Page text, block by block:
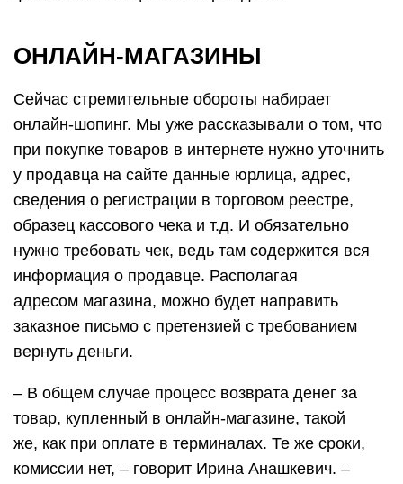
ОНЛАЙН-МАГАЗИНЫ
Сейчас стремительные обороты набирает
онлайн-шопинг. Мы уже рассказывали о том, что
при покупке товаров в интернете нужно уточнить
у продавца на сайте данные юрлица, адрес,
сведения о регистрации в торговом реестре,
образец кассового чека и т.д. И обязательно
нужно требовать чек, ведь там содержится вся
информация о продавце. Располагая
адресом магазина, можно будет направить
заказное письмо с претензией с требованием
вернуть деньги.
– В общем случае процесс возврата денег за
товар, купленный в онлайн-магазине, такой
же, как при оплате в терминалах. Те же сроки,
комиссии нет, – говорит Ирина Анашкевич. –